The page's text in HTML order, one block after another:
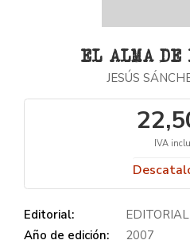
EL ALMA DE
JESÚS
IVA
Editorial:
Año de edición:
2007